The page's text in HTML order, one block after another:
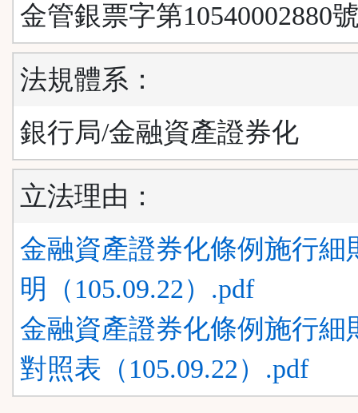
金管銀票字第10540002880
法規體系：
銀行局/金融資產證券化
立法理由：
金融資產證券化條例施行細
明（105.09.22）.pdf
金融資產證券化條例施行細
對照表（105.09.22）.pdf